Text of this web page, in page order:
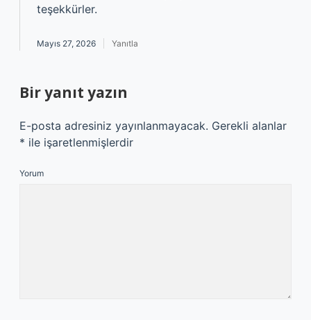
teşekkürler.
Mayıs 27, 2026 Yanıtla
Bir yanıt yazın
E-posta adresiniz yayınlanmayacak. Gerekli alanlar
* ile işaretlenmişlerdir
Yorum